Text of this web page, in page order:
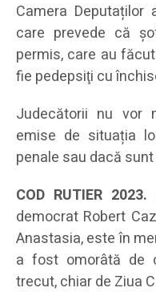
Camera
care prevede că
permis, care au
fie pedepsiţi cu
Judecătorii nu vor
emise de situația
penale sau dacă
COD RUTIER 2023.
democrat Robert
Anastasia, este în
a fost omorâtă de
trecut, chiar de Ziua